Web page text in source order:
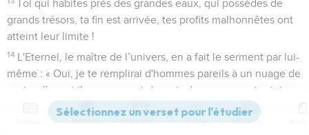
Toi qui habites près des grandes eaux, qui possèdes de
grands trésors, ta fin est arrivée, tes profits malhonnêtes ont
atteint leur limite !
14 L'Eternel, le maître de l’univers, en a fait le serment par lui-
même : « Oui, je te remplirai d'hommes pareils à un nuage de
sauterelles, et ils pousseront des cris de guerre contre toi. »
C’est lui qui a fait la terre par sa puissance. Il a fondé le
Versions Commentaires Strong